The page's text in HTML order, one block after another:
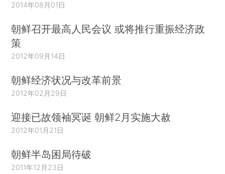
2014年08月01日
朝鲜召开最高人民会议 或将推行重振经济政
策
2012年09月14日
朝鲜经济状况与改革前景
2012年02月29日
迎接已故领袖冥诞 朝鲜2月实施大赦
2012年01月21日
朝鲜半岛困局待破
2011年12月23日